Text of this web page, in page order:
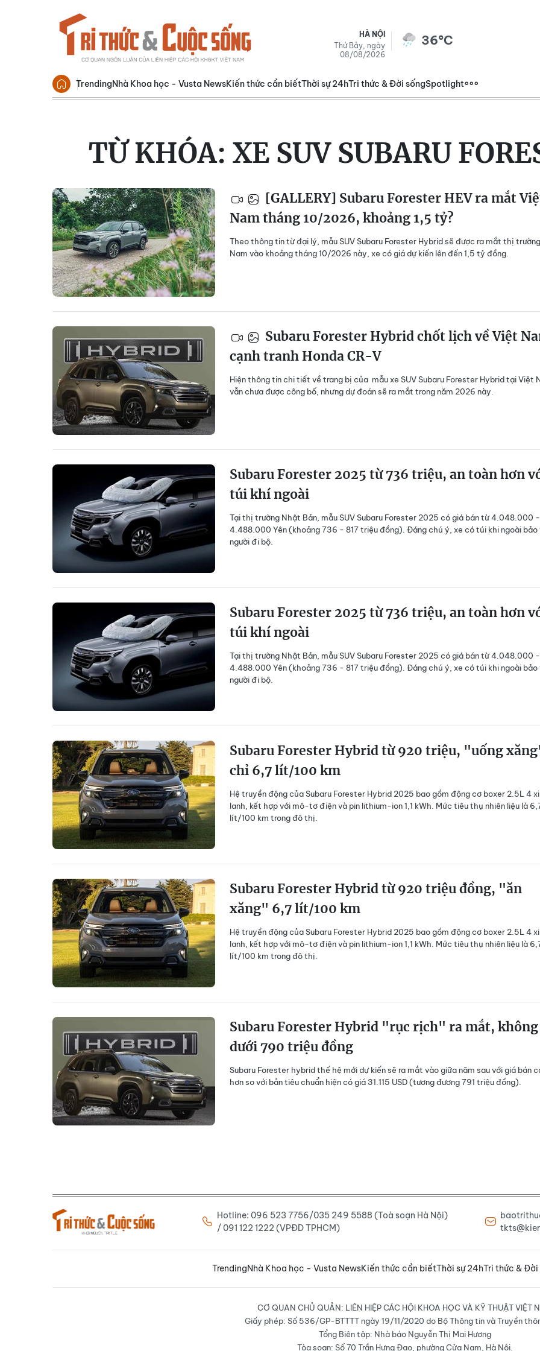
HÀ NỘI
Thứ Bảy, ngày
08/08/2026
36°C
TrendingNhà Khoa học - Vusta NewsKiến thức cần biếtThời sự 24hTri thức & Đời sốngSpotlight
TỪ KHÓA: XE SUV SUBARU
[GALLERY] Subaru Forester HEV ra mắt
Nam tháng 10/2026, khoảng 1,5 tỷ?
Theo thông tin từ đại lý, mẫu SUV Subaru Forester Hybrid sẽ được ra mắt thị
Nam vào khoảng tháng 10/2026 này, xe có giá dự kiến lên đến 1,5 tỷ đồng.
Subaru Forester Hybrid chốt lịch về Việt
cạnh tranh Honda CR-V
Hiện thông tin chi tiết về trang bị của mẫu xe SUV Subaru Forester Hybrid tại Việt
vẫn chưa được công bố, nhưng dự đoán sẽ ra mắt trong năm 2026 này.
Subaru Forester 2025 từ 736 triệu, an toàn hơn
túi khí ngoài
Tại thị trường Nhật Bản, mẫu SUV Subaru Forester 2025 có giá bán từ 4.048.000 -
4.488.000 Yên (khoảng 736 - 817 triệu đồng). Đáng chú ý, xe có túi khi ngoài bảo
người đi bộ.
Subaru Forester 2025 từ 736 triệu, an toàn hơn
túi khí ngoài
Tại thị trường Nhật Bản, mẫu SUV Subaru Forester 2025 có giá bán từ 4.048.000 -
4.488.000 Yên (khoảng 736 - 817 triệu đồng). Đáng chú ý, xe có túi khi ngoài bảo
người đi bộ.
Subaru Forester Hybrid từ 920 triệu, "uống
chỉ 6,7 lít/100 km
Hệ truyền động của Subaru Forester Hybrid 2025 bao gồm động cơ boxer 2.5L 4
lanh, kết hợp với mô-tơ điện và pin lithium-ion 1,1 kWh. Mức tiêu thụ nhiên liệu là
lít/100 km trong đô thị.
Subaru Forester Hybrid từ 920 triệu đồng, "ăn
xăng" 6,7 lít/100 km
Hệ truyền động của Subaru Forester Hybrid 2025 bao gồm động cơ boxer 2.5L 4
lanh, kết hợp với mô-tơ điện và pin lithium-ion 1,1 kWh. Mức tiêu thụ nhiên liệu là
lít/100 km trong đô thị.
Subaru Forester Hybrid "rục rịch" ra mắt, không
dưới 790 triệu đồng
Subaru Forester hybrid thế hệ mới dự kiến sẽ ra mắt vào giữa năm sau với giá bán
hơn so với bản tiêu chuẩn hiện có giá 31.115 USD (tương đương 791 triệu đồng).
Hotline: 096 523 7756/035 249 5588 (Toà soạn Hà Nội)
/ 091 122 1222 (VPĐD TPHCM)
TrendingNhà Khoa học - Vusta NewsKiến thức cần biếtThời sự 24hTri thức & Đời
CƠ QUAN CHỦ QUẢN: LIÊN HIỆP CÁC HỘI KHOA HỌC VÀ KỸ THUẬT VIỆT
Giấy phép: Số 536/GP-BTTTT ngày 19/11/2020 do Bộ Thông tin và Truyền
Tổng Biên tập: Nhà báo Nguyễn Thị Mai Hương
Tòa soạn: Số 70 Trần Hưng Đạo, phường Cửa Nam, Hà Nội.